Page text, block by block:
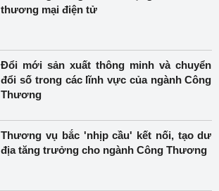
thương mại điện tử
Đổi mới sản xuất thông minh và chuyển
đổi số trong các lĩnh vực của ngành Công
Thương
Thương vụ bắc 'nhịp cầu' kết nối, tạo dư
địa tăng trưởng cho ngành Công Thương